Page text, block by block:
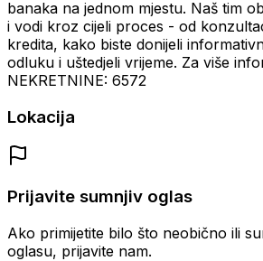
banaka na jednom mjestu. Naš tim
i vodi kroz cijeli proces - od
kredita, kako biste donijeli
odluku i uštedjeli vrijeme. Za više
NEKRETNINE: 6572
Lokacija
Prijavite sumnjiv oglas
Ako primijetite bilo što neobično ili
oglasu, prijavite nam.